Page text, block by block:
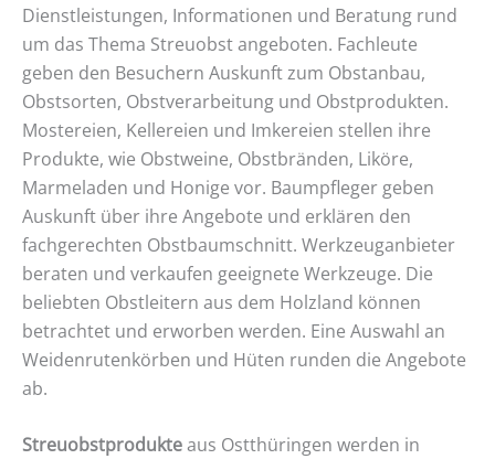
Dienstleistungen, Informationen und Beratung rund
um das Thema Streuobst angeboten. Fachleute
geben den Besuchern Auskunft zum Obstanbau,
Obstsorten, Obstverarbeitung und Obstprodukten.
Mostereien, Kellereien und Imkereien stellen ihre
Produkte, wie Obstweine, Obstbränden, Liköre,
Marmeladen und Honige vor. Baumpfleger geben
Auskunft über ihre Angebote und erklären den
fachgerechten Obstbaumschnitt. Werkzeuganbieter
beraten und verkaufen geeignete Werkzeuge. Die
beliebten Obstleitern aus dem Holzland können
betrachtet und erworben werden. Eine Auswahl an
Weidenrutenkörben und Hüten runden die Angebote
ab.
Streuobstprodukteaus Ostthüringen werden in